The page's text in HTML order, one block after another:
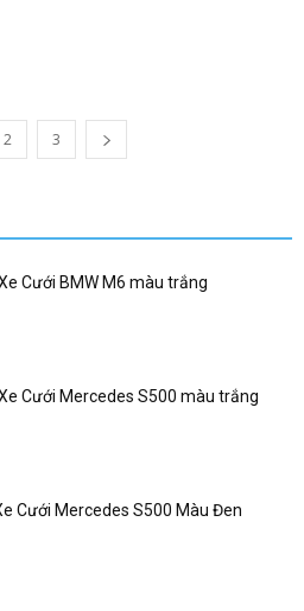
2 3
Cưới BMW M6 màu trắng
Cưới Mercedes S500 màu trắng
Cưới Mercedes S500 Màu Đen